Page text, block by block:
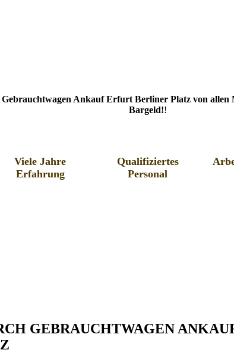
Gebrauchtwagen Ankauf Erfurt Berliner Platz von allen
Bargeld!!
Viele Jahre
Erfahrung
Qualifiziertes
Personal
GEBRAUCHTWAGEN